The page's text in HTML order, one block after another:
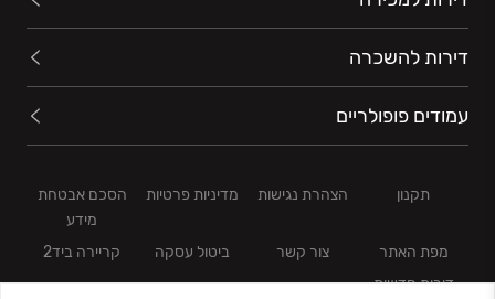
דירות להשכרה
עמודים פופולריים
תקנון הצהרת נגישות מדיניות פרטיות
הסכם אבטחת
מידע
מפת האתר
צור קשר ביטול עסקה
קריירה ביד2
דירות חדשות